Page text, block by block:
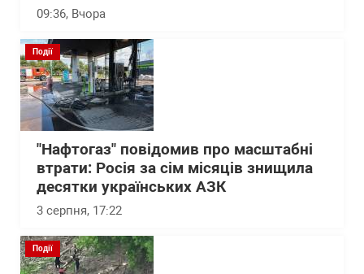
09:36, Вчора
Події
"Нафтогаз" повідомив про масштабні
втрати: Росія за сім місяців знищила
десятки українських АЗК
3 серпня, 17:22
Події